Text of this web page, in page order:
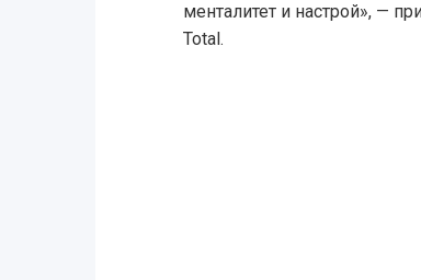
менталитет и настрой», —
Total.